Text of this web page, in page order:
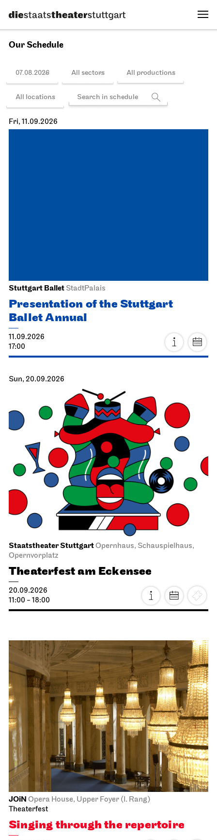
Our Schedule
07.08.2026 All sectors All productions
All locations
Fri, 11.09.2026
Stuttgart Ballet StadtPalais
Presentation of the Stuttgart
Ballet Annual
11.09.2026
17:00
Sun, 20.09.2026
Staatstheater StuttgartOpernhaus, Schauspielhaus,
Opernvorplatz
Theaterfest am Eckensee
20.09.2026
11:00 - 18:00
JOiN Opera House, Upper Foyer (I. Rang)
Theaterfest
Singing through the repertoire